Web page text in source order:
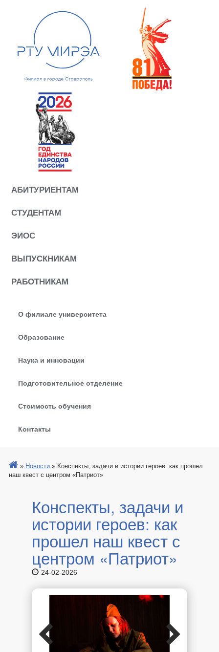
АБИТУРИЕНТАМ
СТУДЕНТАМ
ЭИОС
ВЫПУСКНИКАМ
РАБОТНИКАМ
О филиале университета
Образование
Наука и инновации
Подготовительное отделение
Стоимость обучения
Контакты
» Новости » Конспекты, задачи и истории героев: как прошел
наш квест с центром «Патриот»
Конспекты, задачи и
истории героев: как
прошел наш квест с
центром «Патриот»
24-02-2026